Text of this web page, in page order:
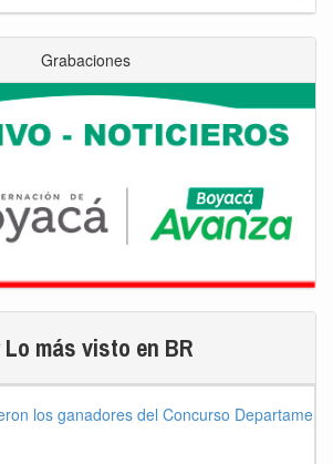
Grabaciones
Lo más visto en BR
los ganadores del Concurso